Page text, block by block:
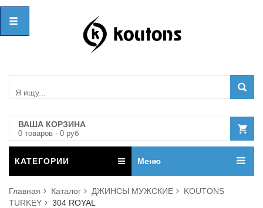
ВАША КОРЗИНА
0 товаров - 0 руб
КАТЕГОРИИ Меню
Главная Каталог ДЖИНСЫ МУЖСКИЕ
KOUTONS
TURKEY
304 ROYAL